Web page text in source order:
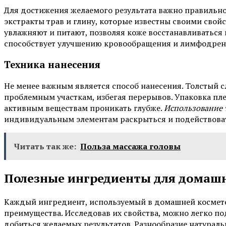
Для достижения желаемого результата важно
экстракты трав и глину, которые известны своими
увлажняют и питают, позволяя коже
способствует улучшению кровообращения и
Техника нанесения
Не менее важным является способ нанесения. Толстый
проблемным участкам, избегая перерывов. Упаковка
активным веществам проникать глубже.Использование
индивидуальным элементам раскрыться и
Читать так же: Польза массажа головы
Полезные ингредиенты для
Каждый ингредиент, используемый в домашней
преимущества. Исследовав их свойства, можно легко
добиться желаемых результатов. Разнообразие